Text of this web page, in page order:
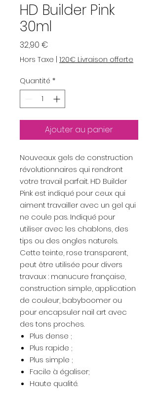
HD Builder Pink
30ml
32,90 €
Hors Taxe 120€ Livraison offerte
Quantité *
Ajouter au panier
Nouveaux gels de construction
révolutionnaires qui rendront
votre travail parfait. HD Builder
Pink est indiqué pour ceux qui
aiment travailler avec un gel qui
ne coule pas. Indiqué pour
utiliser avec les chablons, des
tips ou des ongles naturels.
Cette teinte, rose transparent,
peut être utilisée pour divers
travaux : manucure française,
construction simple, application
de couleur, babyboomer ou
pour encapsuler nail art avec
des tons proches.
Plus dense ;
Plus rapide ;
Plus simple ;
Facile à égaliser;
Haute qualité.